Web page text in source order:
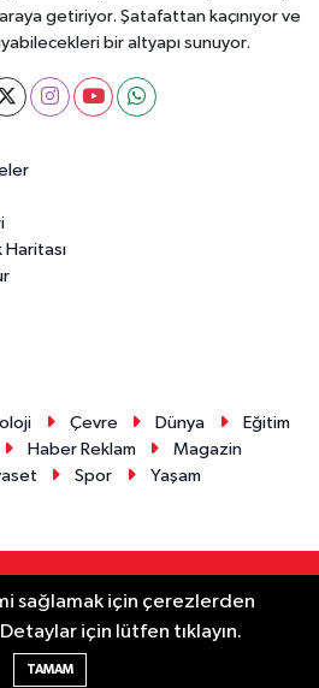
getiriyor. Şatafattan kaçınıyor ve
bir altyapı sunuyor.
Çevre Dünya
Eğitim
Haber Reklam
Magazin
Spor Yaşam
Yazılımı:
sağlamak için çerezlerden
için lütfen tıklayın.
TAMAM